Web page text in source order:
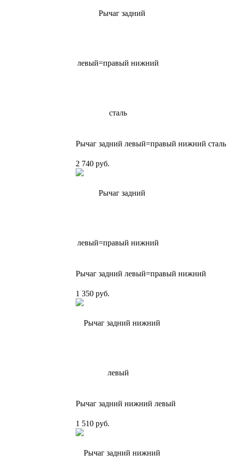
Рычаг задний левый=правый нижний сталь
2 740 руб.
Рычаг задний левый=правый нижний
1 350 руб.
Рычаг задний нижний левый
1 510 руб.